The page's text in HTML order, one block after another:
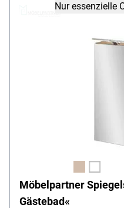
Nur essenzielle
Möbelpartner
Gästebad«